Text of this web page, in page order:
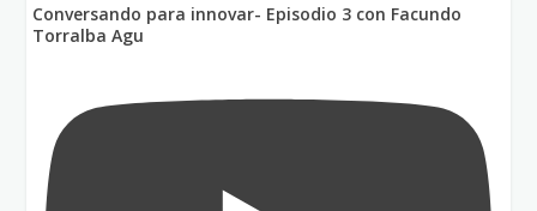
Conversando para innovar- Episodio 3 con Facundo
Torralba Agu